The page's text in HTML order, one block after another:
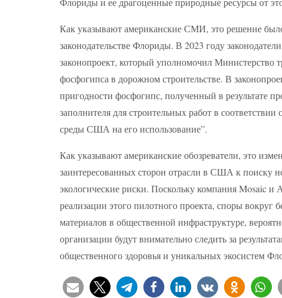
Как указывают американские СМИ, это решение
законодательстве Флориды. В 2023 году
законопроект, который уполномочил Министерство
фосфогипса в дорожном строительстве. В
пригодности фосфогипс, полученный в результате
заполнителя для строительных работ в
среды США на его использование”.
Как указывают американские обозреватели, это
заинтересованных сторон отрасли в США к поиску
экологические риски. Поскольку компания Mosaic
реализации этого пилотного проекта, споры вокруг
материалов в общественной инфраструктуре,
организации будут внимательно следить за
общественного здоровья и уникальных экосистем